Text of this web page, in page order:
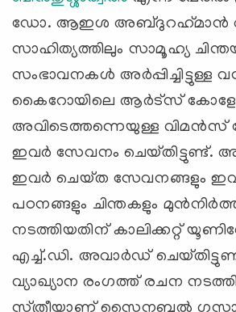
ഡോ. ആഇശ അബ്ദുറഹ്‌മാന്‍
സാഹിത്യത്തിലും സാമൂഹ്യ
സംഭാവനകള്‍ അര്‍പ്പിച്ചിട്ടുള്ള
കൈറോയിലെ ആര്‍ട്‌സ്‌
അവിടെത്തന്നെയുള്ള വിമന്‍സ്‌
ഇവര്‍ സേവനം ചെയ്‌തിട്ടുണ്ട്‌.
ഇവര്‍ ചെയ്‌ത സേവനങ്ങളും
പഠനങ്ങളും ചിന്തകളും
നടത്തിയതിന്‌ കാലിക്കറ്റ്‌
എച്ച്‌.ഡി. അവാര്‍ഡ്‌
വ്യാഖ്യാന രംഗത്ത്‌ രചന